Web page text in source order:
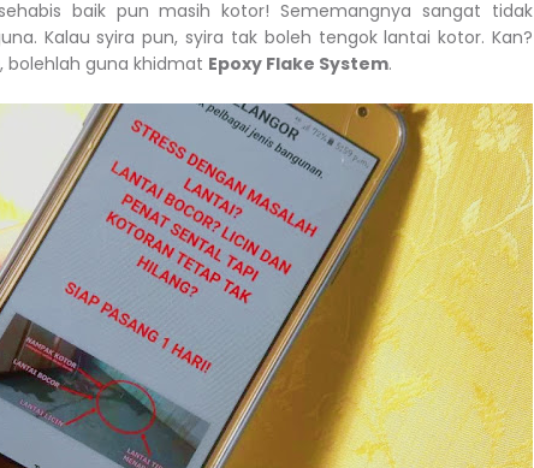
baik pun masih kotor! Sememangnya sangat tidak
Kalau syira pun, syira tak boleh tengok lantai kotor. Kan?
bolehlah guna khidmat Epoxy Flake System.